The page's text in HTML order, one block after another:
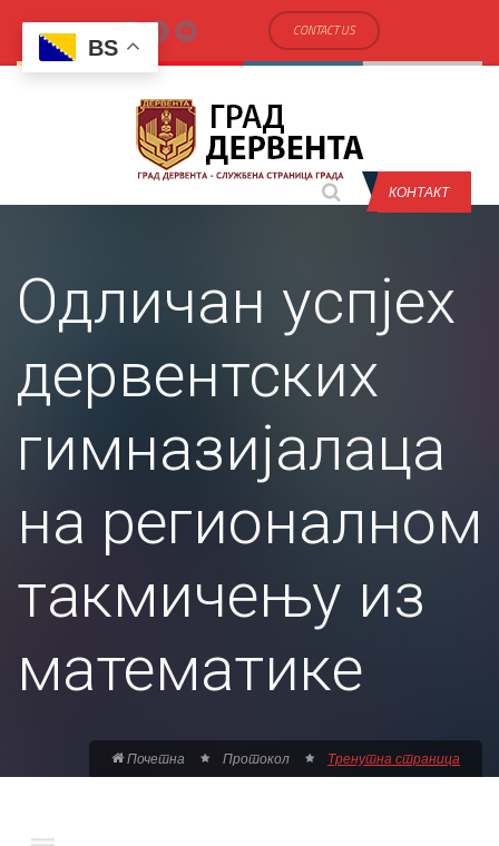
CONTACT US
КОНТАКТ
Одличан успјех
дервентских
гимназијалаца
на регионалном
такмичењу из
математике
Почетна Протокол Тренутна страница
BS